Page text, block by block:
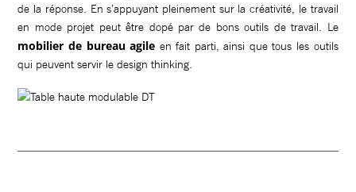
de la réponse. En s’appuyant pleinement sur la créativité, le travail
en mode projet peut être dopé par de bons outils de travail. Le
mobilier de bureau agile en fait parti, ainsi que tous les outils
qui peuvent servir le design thinking.